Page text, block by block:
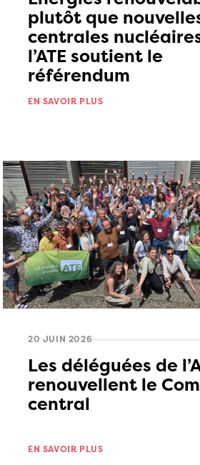
plutôt que
centrales
l’ATE soutient le
référendum
EN SAVOIR PLUS
20 JUIN 2026
Les déléguées de
renouvellent le
central
EN SAVOIR PLUS